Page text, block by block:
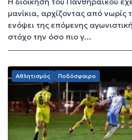
μανίκια, αρχίζοντας από νωρίς
ενόψει της επόμενης
στόχο την όσο πιο γ...
Αθλητισμός Ποδόσφαιρο